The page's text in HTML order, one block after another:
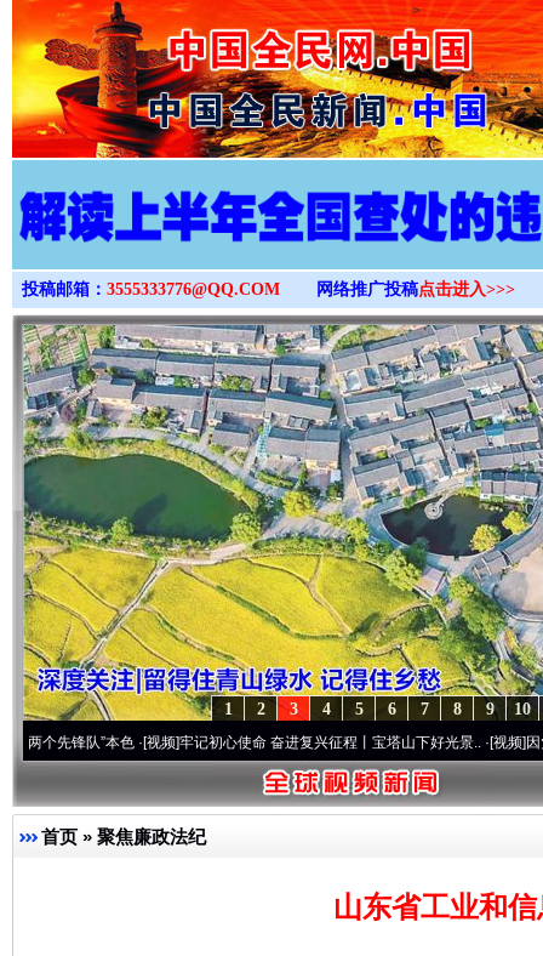
>
投稿邮箱： 3555333776@QQ.COM 网络推广投稿点击进入>>>
10
9
8
7
6
5
4
3
2
1
队”本色·[视频]牢记初心使命 奋进复兴征程丨宝塔山下好光景..·[视频]因党而生 为
首页 » 聚焦廉政法纪
山东省工业和